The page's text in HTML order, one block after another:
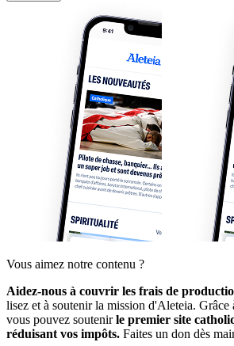
Vous aimez notre contenu ?
Aidez-nous à couvrir les frais de
lisez et à soutenir la mission d'Aleteia. Grâce
vous pouvez soutenirle premier site
réduisant vos impôts. Faites un don dès